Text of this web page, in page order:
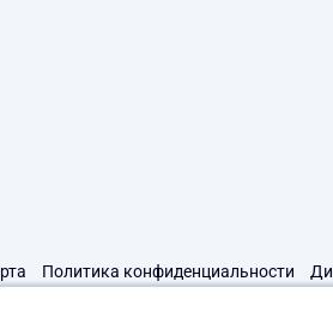
Политика конфиденциальности